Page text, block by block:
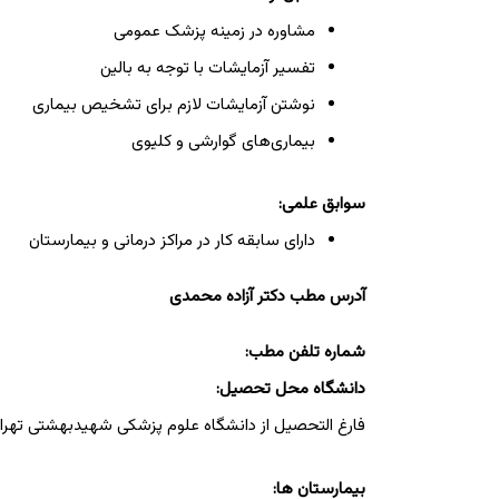
مشاوره در زمینه پزشک عمومی
تفسیر آزمایشات با توجه به بالین
نوشتن آزمایشات لازم برای تشخیص بیماری
بیماری‌های گوارشی و کلیوی
سوابق علمی:
دارای سابقه کار در مراکز درمانی و بیمارستان
آدرس مطب دکتر آزاده محمدی
شماره تلفن مطب:
دانشگاه محل تحصیل:
فارغ التحصیل از دانشگاه علوم پزشکی شهیدبهشتی
بیمارستان ها: